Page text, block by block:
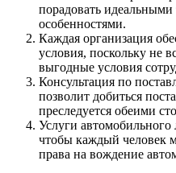
порадовать
особенностями.
Каждая организация
условия, поскольку не
выгодные условия
Консультация по
позволит добиться
преследуется обеими
Услуги
чтобы каждый человек
права на вождение